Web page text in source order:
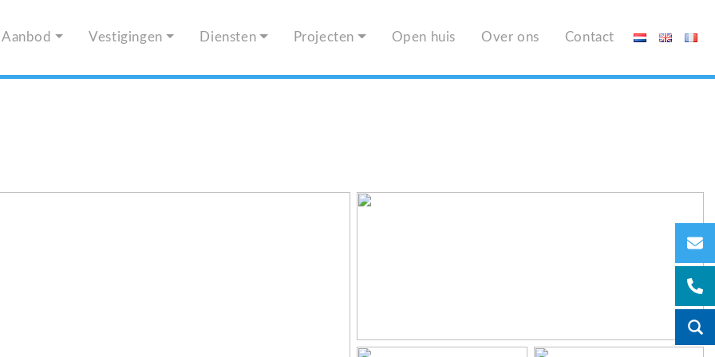
Aanbod Vestigingen Diensten Projecten Open huis Over ons Contact